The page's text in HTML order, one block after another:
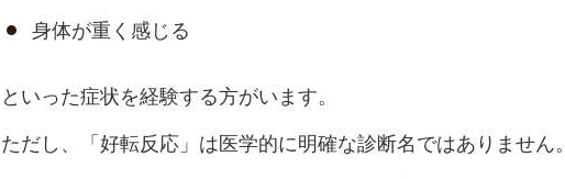
身体が重く感じる
といった症状を経験する方がいます。
ただし、「好転反応」は医学的に明確な診断名ではありません。